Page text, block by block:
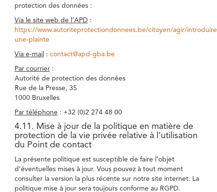
protection des données :
Via le site web de l’APD :
https://www.autoriteprotectiondonnees.be/citoyen/agir/
une-plainte
Via e-mail : contact@apd-gba.be
Par courrier :
Autorité de protection des données
Rue de la Presse, 35
1000 Bruxelles
Par téléphone : +32 (0)2 274 48 00
4.11. Mise à jour de la politique en matière de
protection de la vie privée relative à l’utilisation
du Point de contact
La présente politique est susceptible de faire l’objet
d’éventuelles mises à jour. Vous pouvez à tout moment
consulter la version la plus récente sur notre site internet. La
politique mise à jour sera toujours conforme au RGPD.